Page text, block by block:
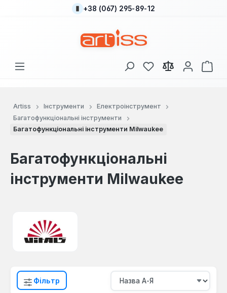
Перейти до основного вмісту
+38 (067) 295-89-12
У вас є 0 у списку
Artiss Інструменти
Електроінструмент
Багатофункціональні інструменти
Багатофункціональні інструменти Milwaukee
Багатофункціональні
інструменти Milwaukee
Фільтр